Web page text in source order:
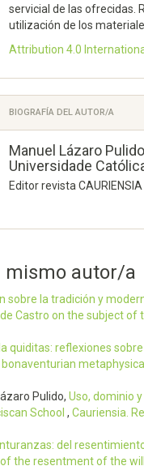
servicial de las ofrecidas.
utilización de los
Attribution 4.0
BIOGRAFÍA DEL AUTOR/A
Manuel Lázaro
Universidade
Editor revista CAURIENSIA
mismo autor/a
sobre la tradición y
Castro on the subject of
quiditas: reflexiones
Pulido, Uso, dominio
School , Cauriensia.
del
the resentment of the